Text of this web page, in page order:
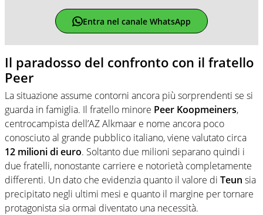
Entra nel canale WhatsApp
Il paradosso del confronto con il fratello
Peer
La situazione assume contorni ancora più sorprendenti se si
guarda in famiglia. Il fratello minore Peer Koopmeiners,
centrocampista dell’AZ Alkmaar e nome ancora poco
conosciuto al grande pubblico italiano, viene valutato circa
12 milioni di euro. Soltanto due milioni separano quindi i
due fratelli, nonostante carriere e notorietà completamente
differenti. Un dato che evidenzia quanto il valore di Teun sia
precipitato negli ultimi mesi e quanto il margine per tornare
protagonista sia ormai diventato una necessità.